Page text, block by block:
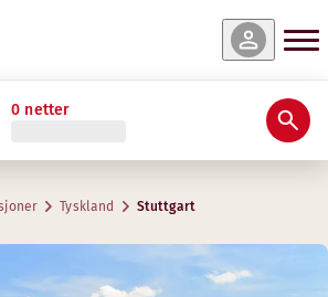
0 netter
Tyskland Stuttgart